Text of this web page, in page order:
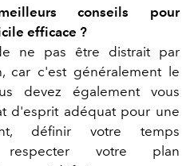
conseils pour
efficace ?
ne pas être distrait par
car c'est généralement le
devez également vous
d'esprit adéquat pour une
définir votre temps
respecter votre plan